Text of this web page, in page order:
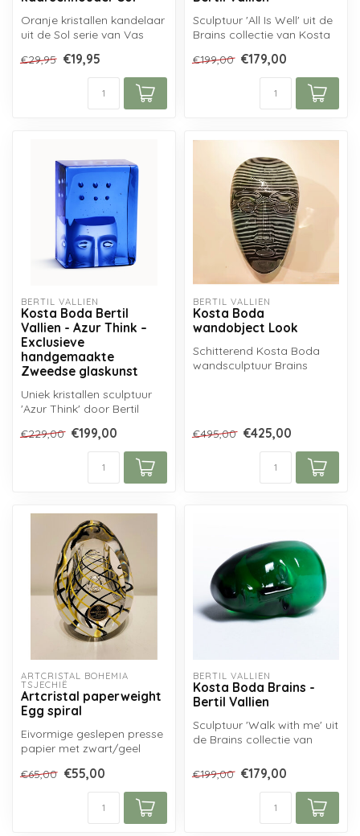
Oranje kristallen kandelaar
uit de Sol serie van Vas
z...
€29,95 €19,95
Sculptuur 'All Is Well' uit de
Brains collectie van Kosta
€199,00 €179,00
BERTIL VALLIEN
Kosta Boda Bertil
Vallien - Azur Think –
Exclusieve
handgemaakte
Zweedse glaskunst
Uniek kristallen sculptuur
'Azur Think' door Bertil
g...
€229,00 €199,00
BERTIL VALLIEN
Kosta Boda
wandobject Look
Schitterend Kosta Boda
wandsculptuur Brains
€495,00 €425,00
ARTCRISTAL BOHEMIA
TSJECHIË
Artcristal paperweight
Egg spiral
Eivormige geslepen presse
papier met zwart/geel
kern, ...
€65,00 €55,00
BERTIL VALLIEN
Kosta Boda Brains -
Bertil Vallien
Sculptuur 'Walk with me' uit
de Brains collectie van
va...
€199,00 €179,00